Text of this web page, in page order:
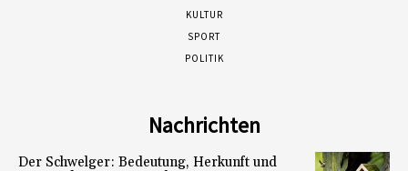
KULTUR
SPORT
POLITIK
Nachrichten
Der Schwelger: Bedeutung, Herkunft und